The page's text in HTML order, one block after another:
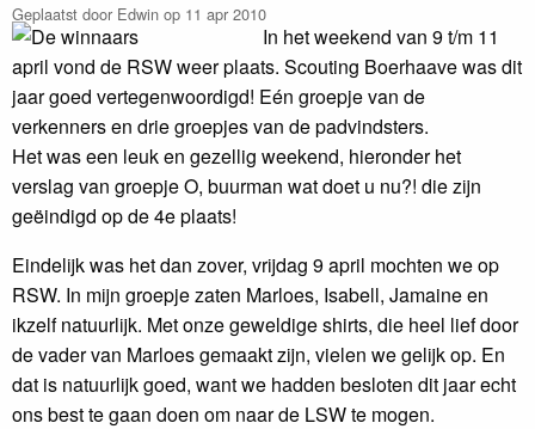
Geplaatst door Edwin op 11 apr 2010
In het weekend van 9 t/m 11
april vond de RSW weer plaats. Scouting Boerhaave was dit
jaar goed vertegenwoordigd! Eén groepje van de
verkenners en drie groepjes van de padvindsters.
Het was een leuk en gezellig weekend, hieronder het
verslag van groepje O, buurman wat doet u nu?! die zijn
geëindigd op de 4e plaats!
Eindelijk was het dan zover, vrijdag 9 april mochten we op
RSW. In mijn groepje zaten Marloes, Isabell, Jamaine en
ikzelf natuurlijk. Met onze geweldige shirts, die heel lief door
de vader van Marloes gemaakt zijn, vielen we gelijk op. En
dat is natuurlijk goed, want we hadden besloten dit jaar echt
ons best te gaan doen om naar de LSW te mogen.